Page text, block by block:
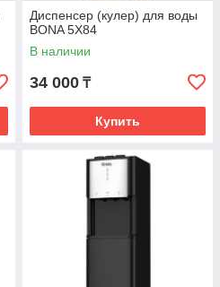
Диспенсер (кулер) для воды
BONA 5X84
В наличии
34 000 ₸
Купить